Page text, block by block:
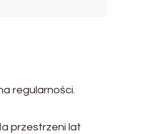
regularności.
przestrzeni lat